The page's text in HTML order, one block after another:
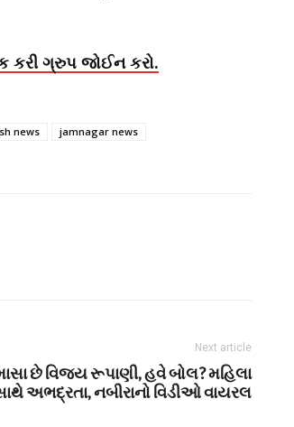
કરી ગ્રુપ જોઈન કરો.
news
jamnagar news
Next article
છે વિજય રૂપાણી, હવે બોલ? મહિલા
અભદ્રતા, નબીરાનો વિડીઓ વાયરલ